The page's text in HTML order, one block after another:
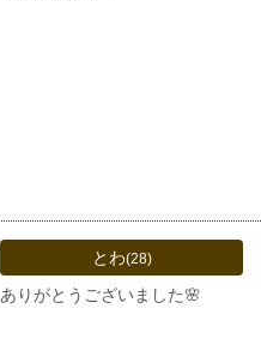
とわ(28)
ありがとうございました🌸